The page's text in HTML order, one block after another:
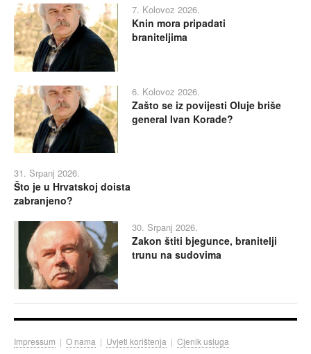
7. Kolovoz 2026.
Knin mora pripadati
braniteljima
6. Kolovoz 2026.
Zašto se iz povijesti Oluje briše
general Ivan Korade?
31. Srpanj 2026.
Što je u Hrvatskoj doista
zabranjeno?
30. Srpanj 2026.
Zakon štiti bjegunce, branitelji
trunu na sudovima
Impressum | O nama | Uvjeti korištenja | Cjenik usluga